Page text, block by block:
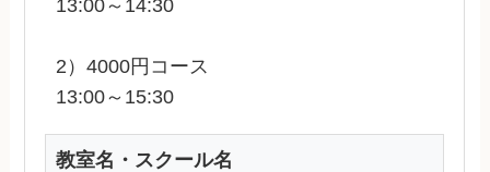
13:00～14:30
2）4000円コース
13:00～15:30
教室名・スクール名